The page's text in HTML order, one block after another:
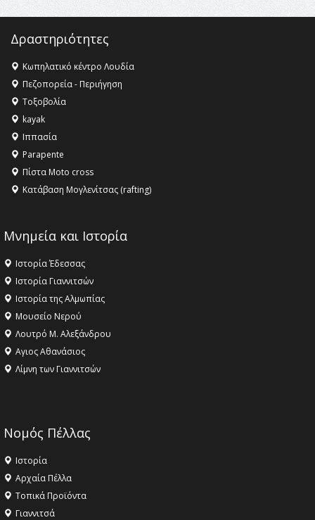
16:35 -Το πρόγραμμα του ΠΑΟΚ στον δεύτερο γύρο του
16:27 - Όλυμπος: Εντάχθηκε στον Κατάλογο Παγκόσμιας
Κληρονομιάς της UNESCO – Ομόφωνη η απόφαση Ο
Όλυμπος αναγνωρίστηκε ως φυσικό και πολιτιστικό
αγαθό εξέχουσας οικουμενικής αξίας για την
ανθρωπότητα
16:18 -
ΣΤΗΝ ΕΔΕΣΣΑ
Δραστηριότητες
Κωπηλατικό κέντρο Λουδία
Πεζοπορεία - Περιήγηση
Τοξοβολία
kayak
Ιππασία
Parapente
Πίστα Moto cross
Κατάβαση Μογλενίτσας (rafting)
Μνημεία και Ιστορία
Ιστορία Έδεσσας
Ιστορία Γιαννιτσών
Ιστορία της Αλμωπίας
Μουσείο Νερού
Λουτρό Μ. Αλεξάνδρου
Αγιος Αθανάσιος
Λίμνη των Γιαννιτσών
Νομός Πέλλας
Ιστορία
Αρχαία Πέλλα
Τοπικά Προϊόντα
Γιαννιτσά